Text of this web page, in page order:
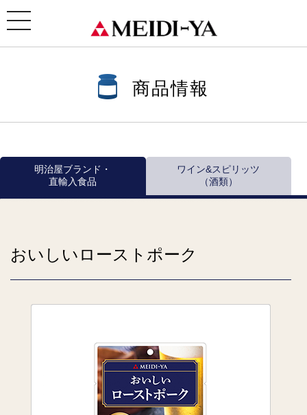
toggle
navigation
ローストポーク
商品情報
明治屋ブランド・
直輸入食品
ワイン&スピリッツ
（酒類）
おいしいローストポーク